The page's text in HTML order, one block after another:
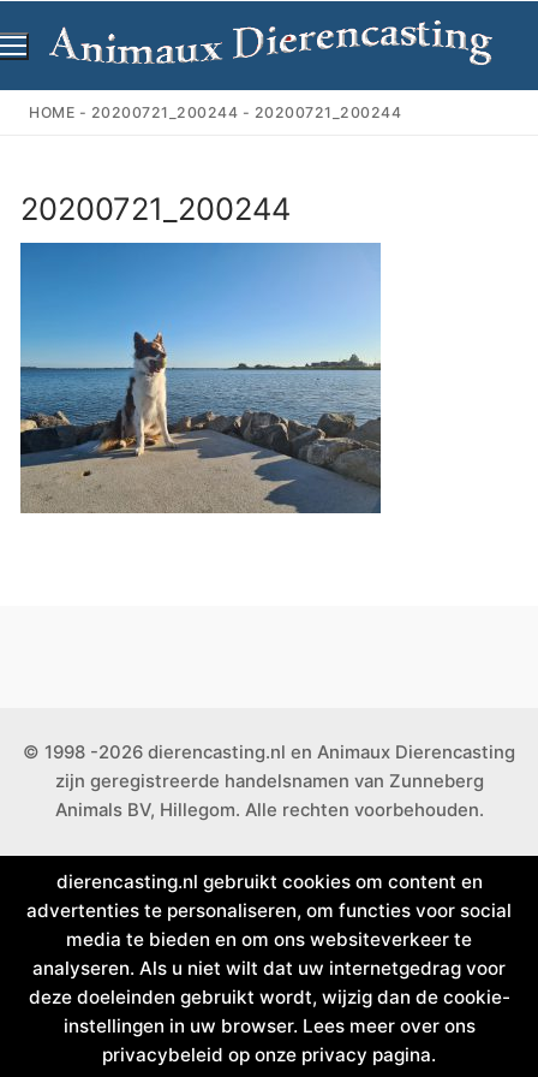
naar
inhoud
HOME - 20200721_200244 - 20200721_200244
20200721_200244
© 1998 -2026 dierencasting.nl en Animaux Dierencasting
zijn geregistreerde handelsnamen van Zunneberg
Animals BV, Hillegom. Alle rechten voorbehouden.
dierencasting.nl gebruikt cookies om content en
advertenties te personaliseren, om functies voor social
media te bieden en om ons websiteverkeer te
analyseren. Als u niet wilt dat uw internetgedrag voor
deze doeleinden gebruikt wordt, wijzig dan de cookie-
instellingen in uw browser. Lees meer over ons
privacybeleid op onze privacy pagina.